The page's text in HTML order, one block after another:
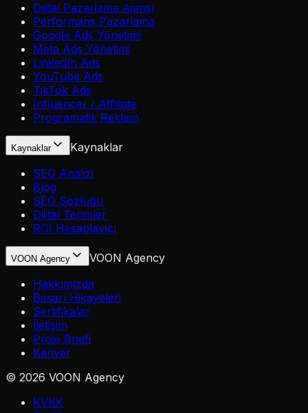
Dijital Pazarlama Ajansı
Performans Pazarlama
Google Ads Yönetimi
Meta Ads Yönetimi
LinkedIn Ads
YouTube Ads
TikTok Ads
Influencer / Affiliate
Programatik Reklam
Kaynaklar
Kaynaklar
SEO Analizi
Blog
SEO Sözlüğü
Dijital Terimler
ROI Hesaplayıcı
VOON Agency
VOON Agency
Hakkımızda
Başarı Hikayeleri
Sertifikalar
İletişim
Proje Briefi
Kariyer
© 2026 VOON Agency
KVKK